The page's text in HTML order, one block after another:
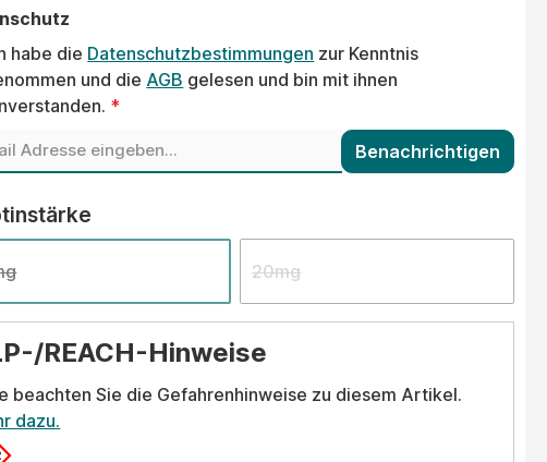
habe die Datenschutzbestimmungen zur Kenntnis
und die AGB gelesen und bin mit ihnen
*
Benachrichtigen
20mg
REACH-Hinweise
beachten Sie die Gefahrenhinweise zu diesem Artikel.
dazu.